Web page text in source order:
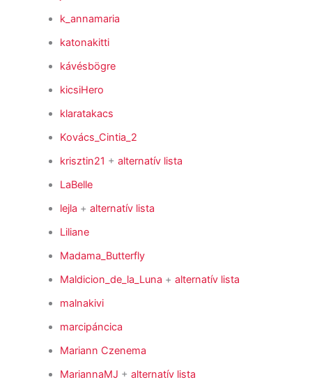
k_annamaria
katonakitti
kávésbögre
kicsiHero
klaratakacs
Kovács_Cintia_2
krisztin21 +alternatív lista
LaBelle
lejla +alternatív lista
Liliane
Madama_Butterfly
Maldicion_de_la_Luna +alternatív lista
malnakivi
marcipáncica
Mariann Czenema
MariannaMJ +alternatív lista